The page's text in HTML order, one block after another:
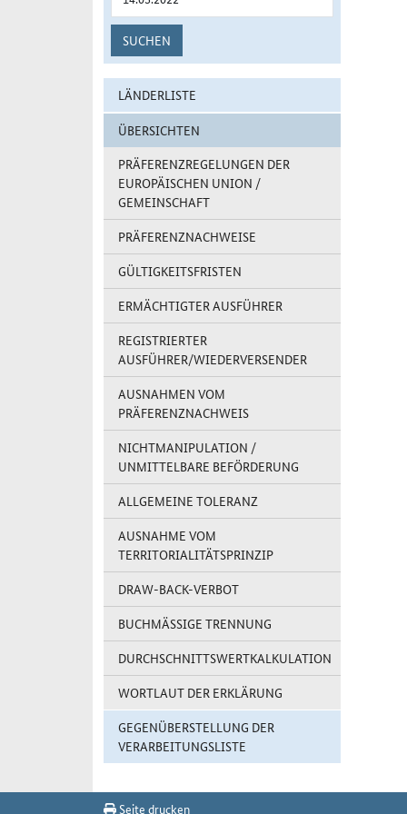
SUCHEN
LÄNDERLISTE
ÜBERSICHTEN
PRÄFERENZREGELUNGEN DER
EUROPÄISCHEN UNION /
GEMEINSCHAFT
PRÄFERENZNACHWEISE
GÜLTIGKEITSFRISTEN
ERMÄCHTIGTER AUSFÜHRER
REGISTRIERTER
AUSFÜHRER/WIEDERVERSENDER
AUSNAHMEN VOM
PRÄFERENZNACHWEIS
NICHTMANIPULATION /
UNMITTELBARE BEFÖRDERUNG
ALLGEMEINE TOLERANZ
AUSNAHME VOM
TERRITORIALITÄTSPRINZIP
DRAW-BACK-VERBOT
BUCHMÄSSIGE TRENNUNG
DURCHSCHNITTSWERTKALKULATION
WORTLAUT DER ERKLÄRUNG
GEGENÜBERSTELLUNG DER
VERARBEITUNGSLISTE
Seite drucken